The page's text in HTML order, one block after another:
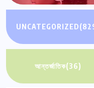
UNCATEGORIZED
আন্তর্জাতিক(36)